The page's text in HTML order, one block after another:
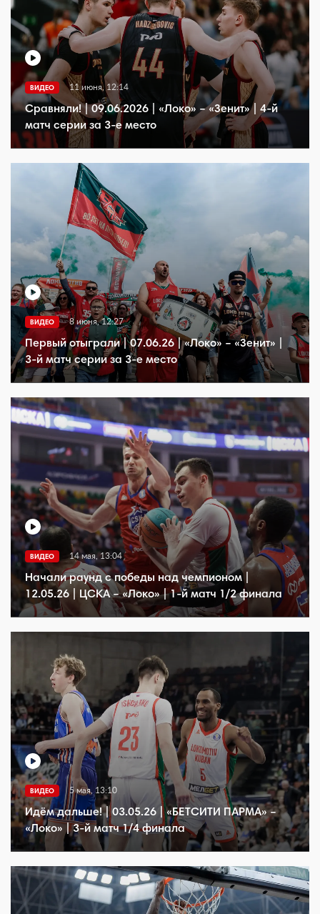
ВИДЕО 11 июня, 12:14
Сравняли! | 09.06.2026 | «Локо» – «Зенит» | 4-й
матч серии за 3-е место
ВИДЕО 8 июня, 12:27
Первый отыграли | 07.06.26 | «Локо» – «Зенит» |
3-й матч серии за 3-е место
ВИДЕО 14 мая, 13:04
Начали раунд с победы над чемпионом |
12.05.26 | ЦСКА – «Локо» | 1-й матч 1/2 финала
ВИДЕО 5 мая, 13:10
Идём дальше! | 03.05.26 | «БЕТСИТИ ПАРМА» –
«Локо» | 3-й матч 1/4 финала